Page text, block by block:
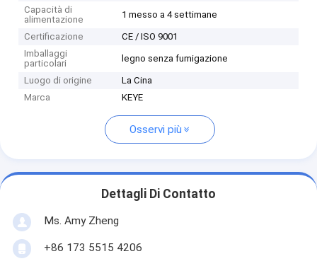
Capacità di
alimentazione
1 messo a 4 settimane
Certificazione
CE / ISO 9001
Imballaggi
particolari
legno senza fumigazione
Luogo di origine
La Cina
Marca
KEYE
Osservi più
Dettagli Di Contatto
Ms. Amy Zheng
+86 173 5515 4206